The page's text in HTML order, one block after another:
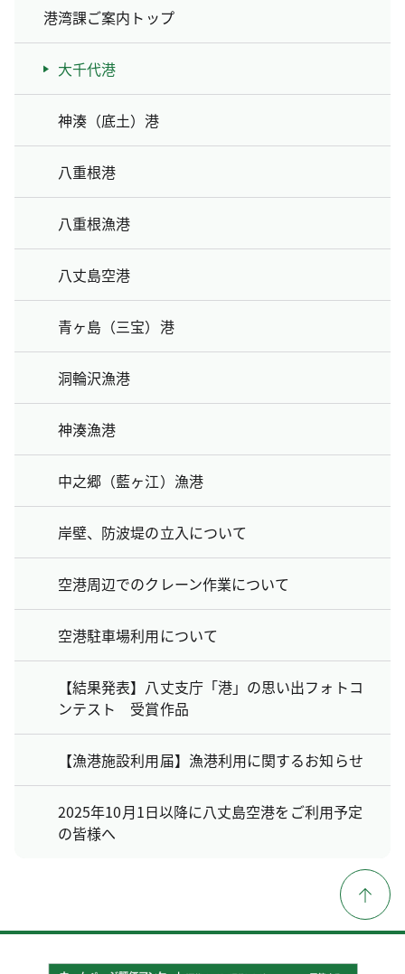
港湾課ご案内トップ
大千代港
神湊（底土）港
八重根港
八重根漁港
八丈島空港
青ヶ島（三宝）港
洞輪沢漁港
神湊漁港
中之郷（藍ヶ江）漁港
岸壁、防波堤の立入について
空港周辺でのクレーン作業について
空港駐車場利用について
【結果発表】八丈支庁「港」の思い出フォトコ
ンテスト 受賞作品
【漁港施設利用届】漁港利用に関するお知らせ
2025年10月1日以降に八丈島空港をご利用予定
の皆様へ